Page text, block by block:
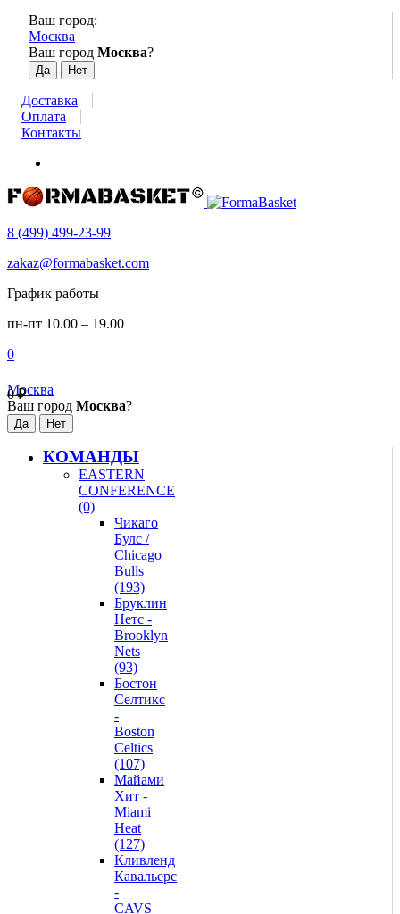
Ваш город:
Москва
Ваш город Москва?
Доставка
Оплата
Контакты
8 (499) 499-23-99
zakaz@formabasket.com
График работы
пн-пт 10.00 – 19.00
0
0₽
Москва
Ваш город Москва?
КОМАНДЫ
EASTERN
CONFERENCE
(0)
Чикаго
Булс /
Chicago
Bulls
(193)
Бруклин
Нетс -
Brooklyn
Nets
(93)
Бостон
Селтикс
-
Boston
Celtics
(107)
Майами
Хит -
Miami
Heat
(127)
Кливленд
Кавальерс
-
CAVS